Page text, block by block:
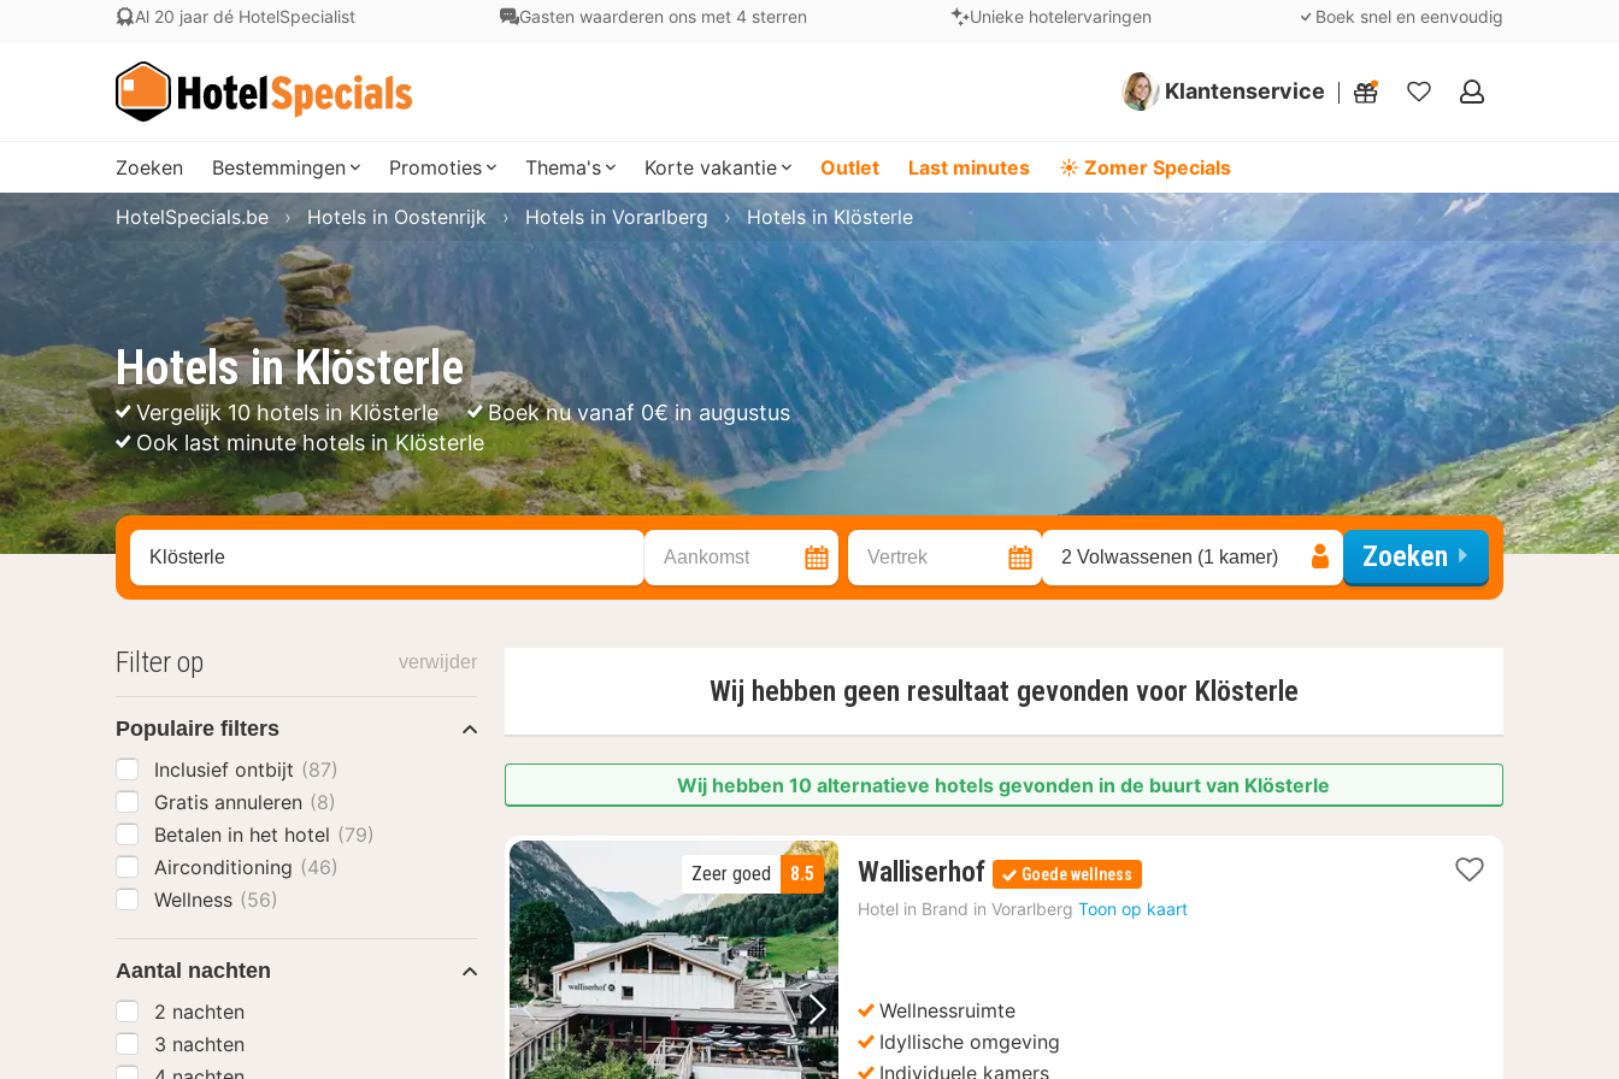
Al 20 jaar dé HotelSpecialist Gasten waarderen ons met 4 sterren Unieke hotelervaringen Boek snel en eenvoudig
Klantenservice
Mijn
Zoeken Bestemmingen Promoties Thema's Korte vakantie Outlet Last minutes ☀️ Zomer Specials
Hotels in Klösterle
Vergelijk 10 hotels in Klösterle
Boek nu vanaf 0€ in augustus
Ook last minute hotels in Klösterle
HotelSpecials.be Hotels in Oostenrijk Hotels in Vorarlberg Hotels in Klösterle
Zoek op hotel, regio of stad Aankomst Vertrek 2 Volwassenen (1 kamer) Zoeken
Wij hebben geen resultaat gevonden voor Klösterle
Wij hebben 10 alternatieve hotels gevonden in de buurt van Klösterle
Vorige foto Volgende foto
8.5
Zeer goed Walliserhof 1
nacht
vanaf
Goede wellness
Hotel in Brand in Vorarlberg Toon op kaart
Wellnessruimte
Idyllische omgeving
Individuele kamers
Filter op verwijder
Populaire filters
Inclusief ontbijt (87)
Gratis annuleren (8)
Betalen in het hotel (79)
Airconditioning (46)
Wellness (56)
Aantal nachten
2 nachten
3 nachten